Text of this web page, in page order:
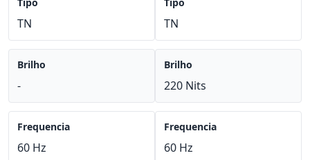
TN
Brilho
-
Frequencia
60 Hz
TN
Brilho
220 Nits
Frequencia
60 Hz